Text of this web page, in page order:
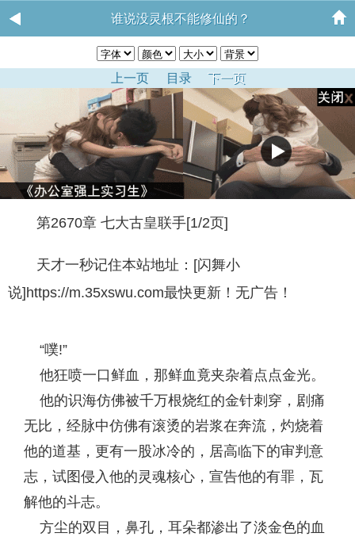
谁说没灵根不能修仙的？
上一页 目录 下一页
第2670章 七大古皇联手[1/2页]
天才一秒记住本站地址：[闪舞小
说]https://m.35xswu.com最快更新！无广告！
“噗!”
他狂喷一口鲜血，那鲜血竟夹杂着点点金光。
他的识海仿佛被千万根烧红的金针刺穿，剧痛
无比，经脉中仿佛有滚烫的岩浆在奔流，灼烧着
他的道基，更有一股冰冷的，居高临下的审判意
志，试图侵入他的灵魂核心，宣告他的有罪，瓦
解他的斗志。
方尘的双目，鼻孔，耳朵都渗出了淡金色的血